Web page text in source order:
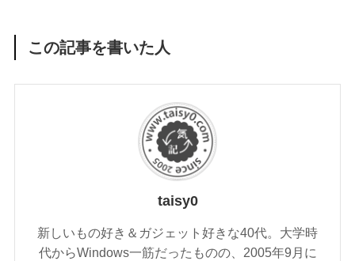
この記事を書いた人
taisy0
新しいもの好き＆ガジェット好きな40代。大学時
代からWindows一筋だったものの、2005年9月に